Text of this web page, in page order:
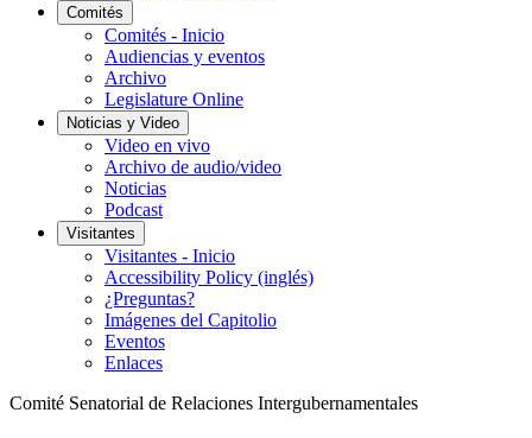
Comités
Comités - Inicio
Audiencias y eventos
Archivo
Legislature Online
Noticias y Video
Video en vivo
Archivo de audio/video
Noticias
Podcast
Visitantes
Visitantes - Inicio
Accessibility Policy (inglés)
¿Preguntas?
Imágenes del Capitolio
Eventos
Enlaces
Comité Senatorial de Relaciones Intergubernamentales